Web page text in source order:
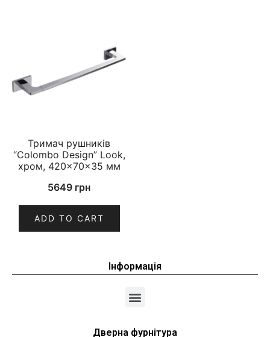
Тримач рушників
“Colombo Design” Look,
хром, 420×70×35 мм
5649 грн
ADD TO CART
Інформація
Дверна фурнітура